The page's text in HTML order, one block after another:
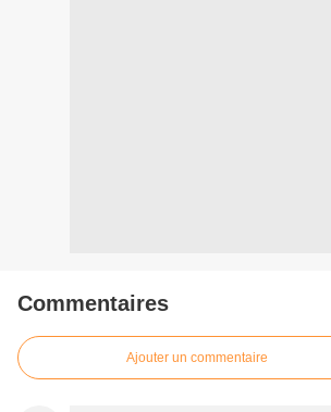
Commentaires
Ajouter un commentaire